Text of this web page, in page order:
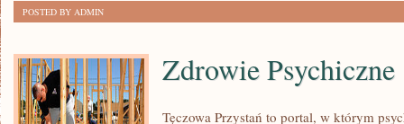
POSTED BY ADMIN
Zdrowie Psychiczne
Tęczowa Przystań to portal, w którym